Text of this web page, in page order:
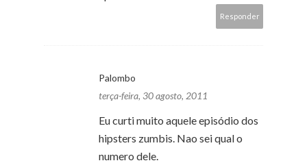
Responder
Palombo
terça-feira, 30 agosto, 2011
Eu curti muito aquele episódio dos
hipsters zumbis. Nao sei qual o
numero dele.